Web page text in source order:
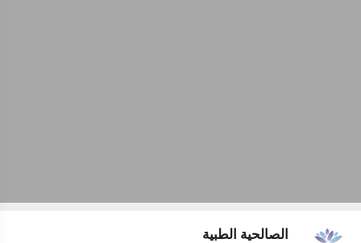
الصالحية الطبية